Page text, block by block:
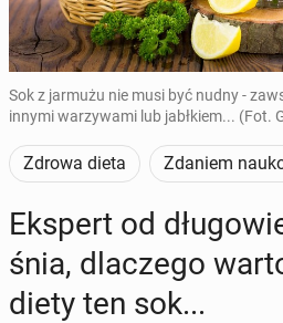
Sok z jarmużu nie musi być nudny -
innymi warzywami lub jabłkiem... (Fot.
Zdrowa dieta Zdaniem
Ekspert od
śnia, dla­cze­go
diety ten sok...